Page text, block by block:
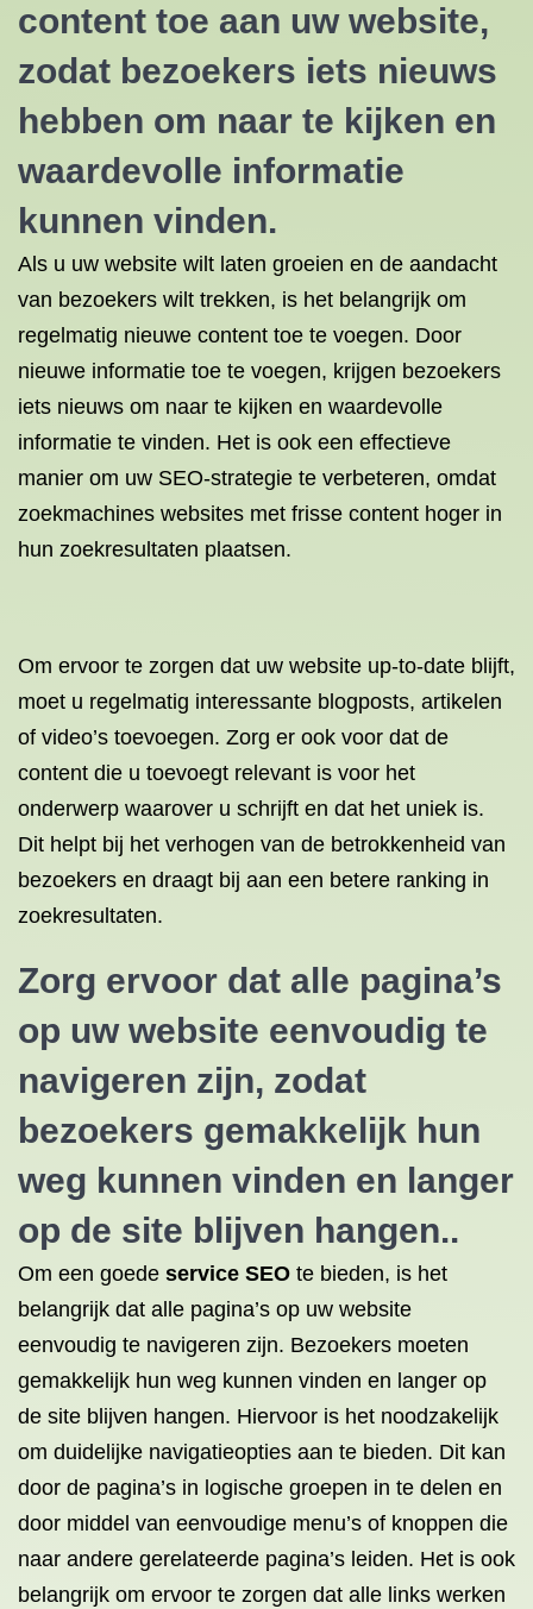
content toe aan uw website,
zodat bezoekers iets nieuws
hebben om naar te kijken en
waardevolle informatie
kunnen vinden.
Als u uw website wilt laten groeien en de aandacht
van bezoekers wilt trekken, is het belangrijk om
regelmatig nieuwe content toe te voegen. Door
nieuwe informatie toe te voegen, krijgen bezoekers
iets nieuws om naar te kijken en waardevolle
informatie te vinden. Het is ook een effectieve
manier om uw SEO-strategie te verbeteren, omdat
zoekmachines websites met frisse content hoger in
hun zoekresultaten plaatsen.
Om ervoor te zorgen dat uw website up-to-date blijft,
moet u regelmatig interessante blogposts, artikelen
of video’s toevoegen. Zorg er ook voor dat de
content die u toevoegt relevant is voor het
onderwerp waarover u schrijft en dat het uniek is.
Dit helpt bij het verhogen van de betrokkenheid van
bezoekers en draagt bij aan een betere ranking in
zoekresultaten.
Zorg ervoor dat alle pagina’s
op uw website eenvoudig te
navigeren zijn, zodat
bezoekers gemakkelijk hun
weg kunnen vinden en langer
op de site blijven hangen..
Om een goede service SEO te bieden, is het
belangrijk dat alle pagina’s op uw website
eenvoudig te navigeren zijn. Bezoekers moeten
gemakkelijk hun weg kunnen vinden en langer op
de site blijven hangen. Hiervoor is het noodzakelijk
om duidelijke navigatieopties aan te bieden. Dit kan
door de pagina’s in logische groepen in te delen en
door middel van eenvoudige menu’s of knoppen die
naar andere gerelateerde pagina’s leiden. Het is ook
belangrijk om ervoor te zorgen dat alle links werken